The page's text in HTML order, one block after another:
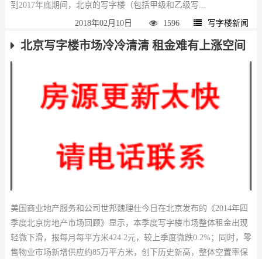
到2017年底期间，北京的写字楼（包括甲级和乙级写...
2018年02月10日 1596 写字楼新闻
北京写字楼市场冷冷清清 租金难有上涨空间
美国商业地产服务和公司世邦魏理仕今日在北京发布的《2014年四
季度北京房地产市场回顾》显示，本季度写字楼市场整体租金出现
轻微下滑，报每月每平方米424.2元，较上季度微跌0.2%；同时，零
售物业市场新增供应约85万平方米，创下历史新高，整体空置率保